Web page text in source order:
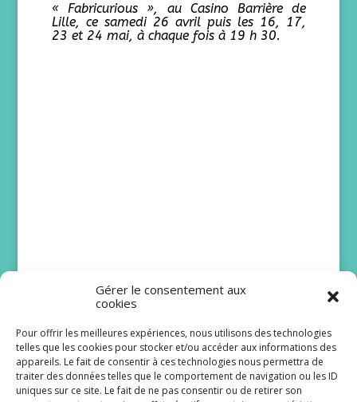
Gérer le consentement aux
cookies
Pour offrir les meilleures expériences, nous utilisons des technologies
telles que les cookies pour stocker et/ou accéder aux informations des
appareils. Le fait de consentir à ces technologies nous permettra de
traiter des données telles que le comportement de navigation ou les ID
uniques sur ce site. Le fait de ne pas consentir ou de retirer son
« Fabricurious », au Casino Barrière de
Lille, ce samedi 26 avril puis les 16, 17,
23 et 24 mai, à chaque fois à 19 h 30.
Bruno Solo et Issa
Doumbia rejoignent